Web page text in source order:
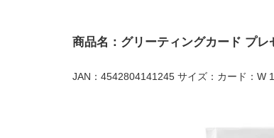
商品名：グリーティングカード プ
JAN：4542804141245 サイズ：カード：